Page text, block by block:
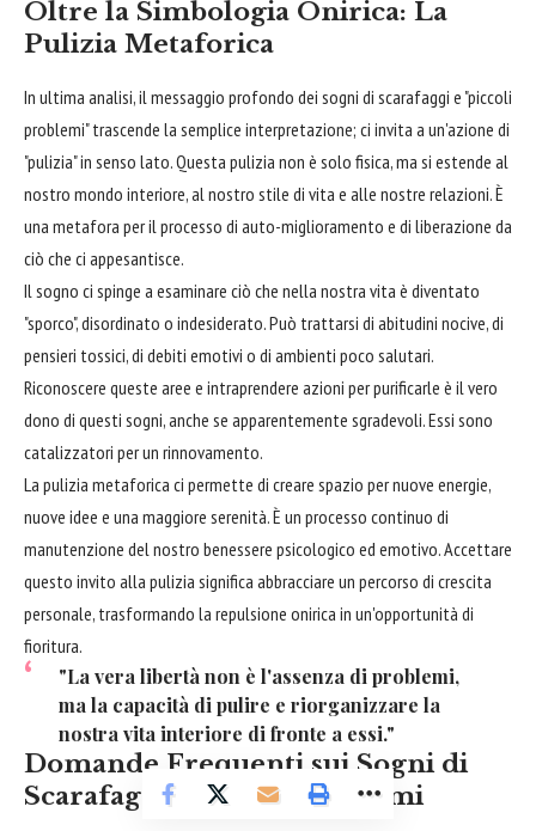
Oltre la Simbologia Onirica: La
Pulizia Metaforica
In ultima analisi, il messaggio profondo dei sogni di scarafaggi e "piccoli
problemi" trascende la semplice interpretazione; ci invita a un'azione di
"pulizia" in senso lato. Questa pulizia non è solo fisica, ma si estende al
nostro mondo interiore, al nostro stile di vita e alle nostre relazioni. È
una metafora per il processo di auto-miglioramento e di liberazione da
ciò che ci appesantisce.
Il sogno ci spinge a esaminare ciò che nella nostra vita è diventato
"sporco", disordinato o indesiderato. Può trattarsi di abitudini nocive, di
pensieri tossici, di debiti emotivi o di ambienti poco salutari.
Riconoscere queste aree e intraprendere azioni per purificarle è il vero
dono di questi sogni, anche se apparentemente sgradevoli. Essi sono
catalizzatori per un rinnovamento.
La pulizia metaforica ci permette di creare spazio per nuove energie,
nuove idee e una maggiore serenità. È un processo continuo di
manutenzione del nostro benessere psicologico ed emotivo. Accettare
questo invito alla pulizia significa abbracciare un percorso di crescita
personale, trasformando la repulsione onirica in un'opportunità di
fioritura.
"La vera libertà non è l'assenza di problemi,
ma la capacità di pulire e riorganizzare la
nostra vita interiore di fronte a essi."
Domande Frequenti sui Sogni di
Scarafaggi e Piccoli Problemi